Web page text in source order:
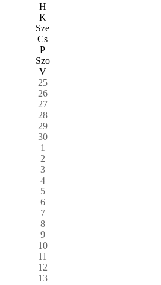
H
K
Sze
Cs
P
Szo
V
25
26
27
28
29
30
1
2
3
4
5
6
7
8
9
10
11
12
13